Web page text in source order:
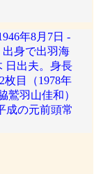
年8月7日 -
身で出羽海
日出夫。身長
枚目（1978年
鷲羽山佳和）
成の元前頭常